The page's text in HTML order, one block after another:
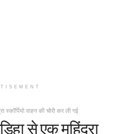
स्कॉर्पियो वाहन की चोरी कर ली गई
से एक महिंद्रा